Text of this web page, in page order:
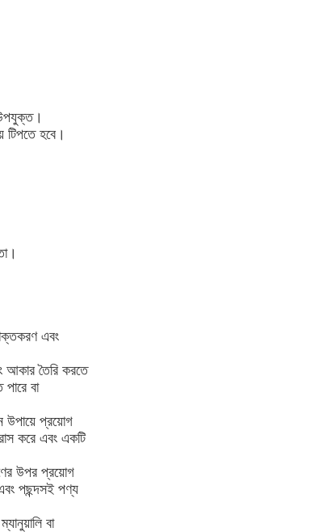
টিপতে হবে।
এবং
আকার তৈরি করতে
বা
উপায়ে প্রয়োগ
করে এবং একটি
উপর প্রয়োগ
পছন্দসই পণ্য
বা